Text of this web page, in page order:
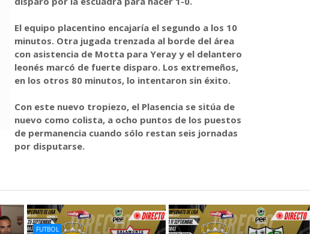
El equipo placentino encajaría el segundo a los 10
minutos. Otra jugada trenzada al borde del área
con asistencia de Motta para Yeray y el delantero
leonés marcó de fuerte disparo. Los extremeños,
en los otros 80 minutos, lo intentaron sin éxito.
Con este nuevo tropiezo, el Plasencia se sitúa de
nuevo como colista, a ocho puntos de los puestos
de permanencia cuando sólo restan seis jornadas
por disputarse.
FUTBOL